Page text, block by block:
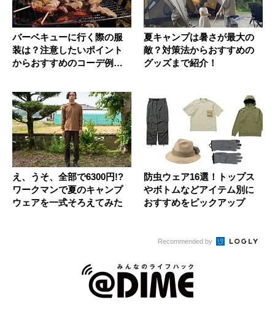
バーベキューに行く際の服
装は？注意したいポイント
からおすすめのコーデ例ま
夏キャンプは暑さが最大の
敵？対策法からおすすめの
グッズまで紹介！
え、うそ、全部で6300円!?
ワークマンで夏のキャンプ
ウェアを一式そろえてみた
防虫ウェア16選！トップス
やボトムなどアイテム別に
おすすめをピックアップ
Recommended by